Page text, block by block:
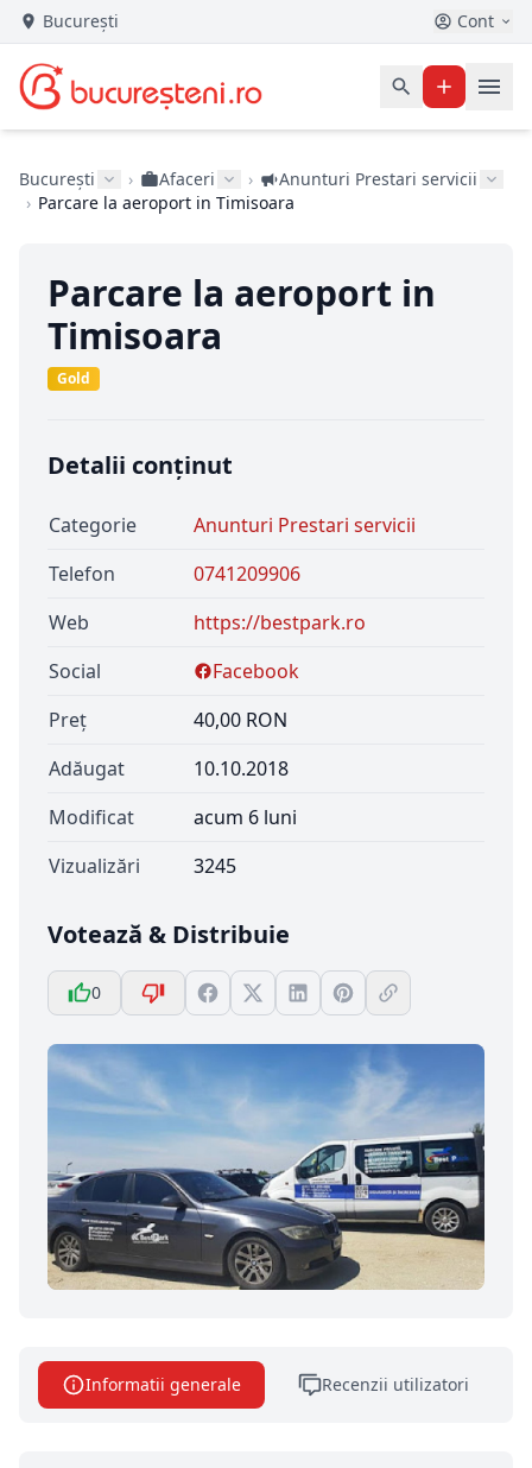
București Cont
București › Afaceri ›
Anunturi Prestari servicii
› Parcare la aeroport in Timisoara
Parcare la aeroport in
Timisoara
Gold
Detalii conținut
Categorie
Anunturi Prestari servicii
Telefon
0741209906
Web
https://bestpark.ro
Social
Facebook
Preț
40,00 RON
Adăugat
10.10.2018
Modificat
acum 6 luni
Vizualizări
3245
Votează & Distribuie
0
Informatii generale Recenzii utilizatori